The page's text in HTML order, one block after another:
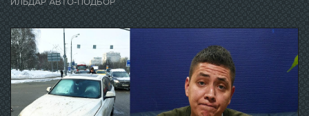
ИЛЬДАР АВТО-ПОДБОР